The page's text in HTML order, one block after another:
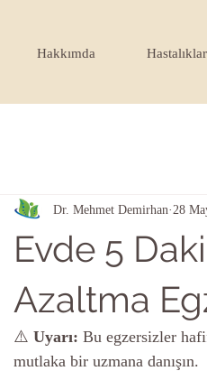
Hakkımda Hastalıklar
Evde 5
Azaltma
Dr. Mehmet Demirhan 28
⚠️ Uyarı: Bu egzersizler
mutlaka bir uzmana danışın.